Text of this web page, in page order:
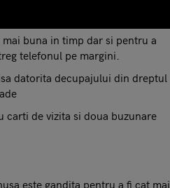
buna in timp dar si pentru a
telefonul pe margini.
datorita decupajului din dreptul
de vizita si doua buzunare